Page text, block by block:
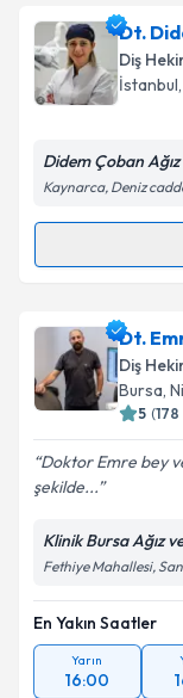
Dt.
Diş
İstanbul
Didem Çoban Ağız
Kaynarca, Deniz
Randevu
Dt. Didem
oluşturun.
takvim
Kişisel
Metni'ni
Dt.
Diş
Bursa,
5 (178
Doktor Emre bey
şekilde...
Klinik Bursa Ağız
Fethiye Mahallesi,
En Yakın Saatler
Yarın
16:00